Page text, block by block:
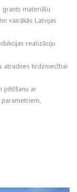
materiālu
vairākās Latvijas
realizāciju
atradnes tirdzniecībai
pētīšanu ar